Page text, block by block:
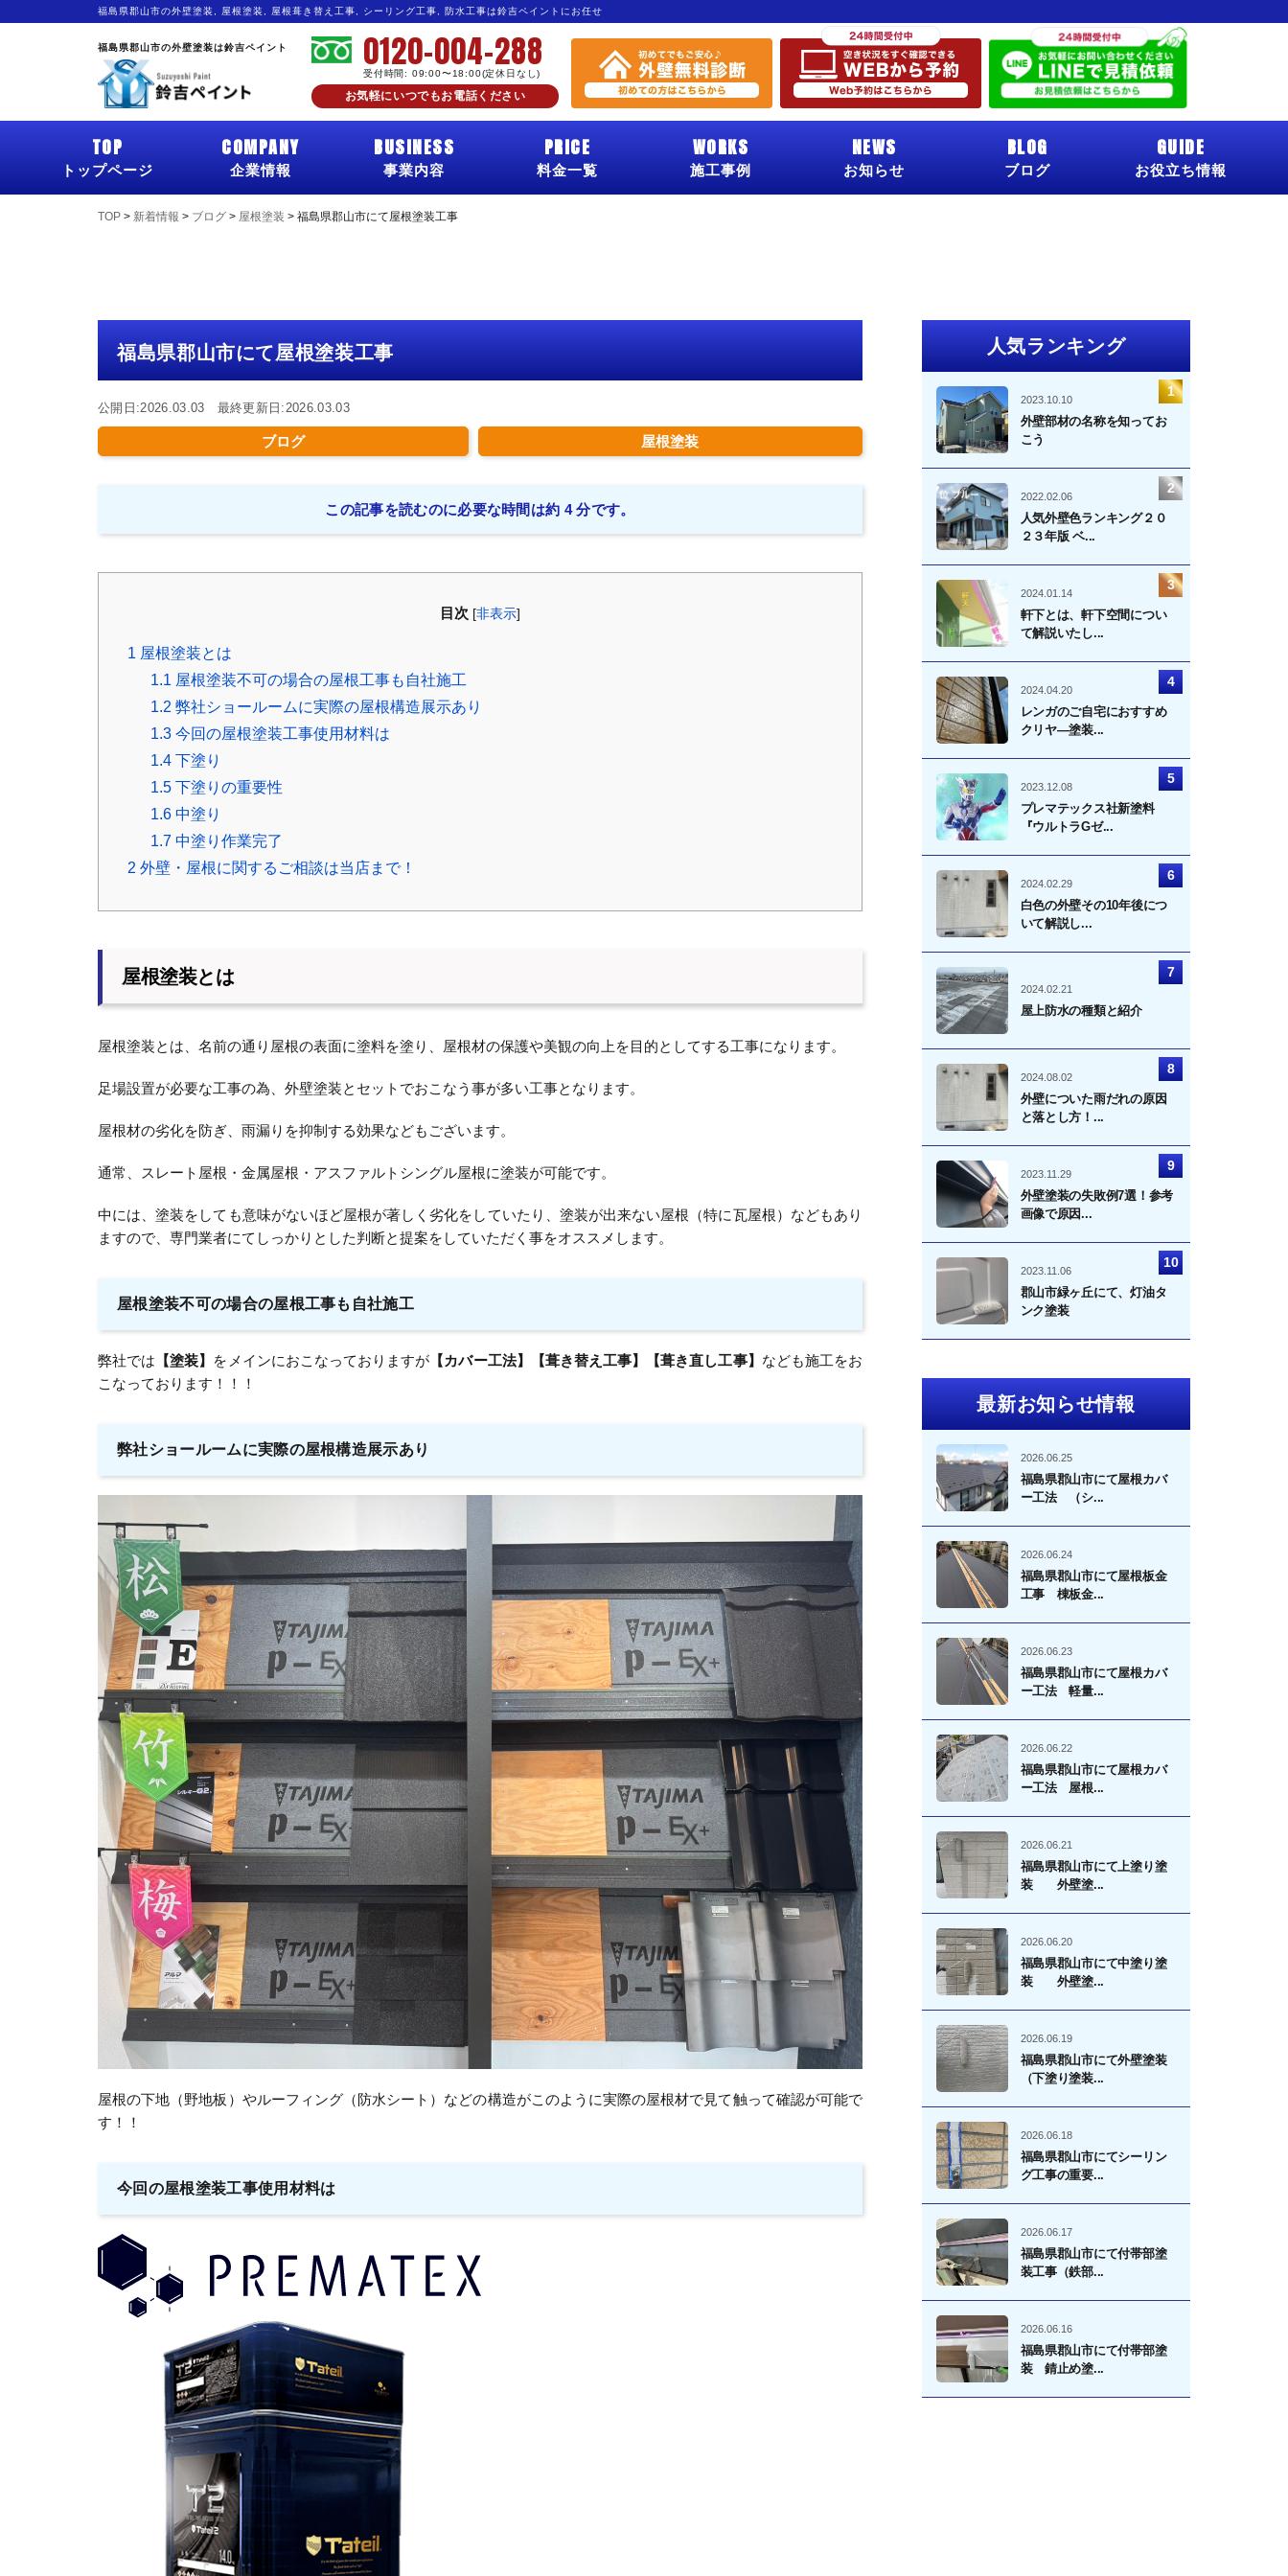
福島県郡山市の外壁塗装, 屋根塗装, 屋根葺き替え工事, シーリング工事, 防水工事は鈴吉ペイントにお任せ
福島県郡山市の外壁塗装は鈴吉ペイント 0120-004-288
受付時間: 09:00〜18:00(定休日なし)
お気軽にいつでもお電話ください
TOP
トップページ
COMPANY
企業情報
BUSINESS
事業内容
PRICE
料金一覧
WORKS
施工事例
NEWS
お知らせ
BLOG
ブログ
GUIDE
お役立ち情報
TOP > 新着情報 > ブログ > 屋根塗装 > 福島県郡山市にて屋根塗装工事
福島県郡山市にて屋根塗装工事
公開日:2026.03.03 最終更新日:2026.03.03
ブログ 屋根塗装
この記事を読むのに必要な時間は約 4 分です。
目次 [非表示]
1 屋根塗装とは
1.1 屋根塗装不可の場合の屋根工事も自社施工
1.2 弊社ショールームに実際の屋根構造展示あり
1.3 今回の屋根塗装工事使用材料は
1.4 下塗り
1.5 下塗りの重要性
1.6 中塗り
1.7 中塗り作業完了
2 外壁・屋根に関するご相談は当店まで！
屋根塗装とは
屋根塗装とは、名前の通り屋根の表面に塗料を塗り、屋根材の保護や美観の向上を目的としてする工事になります。
足場設置が必要な工事の為、外壁塗装とセットでおこなう事が多い工事となります。
屋根材の劣化を防ぎ、雨漏りを抑制する効果などもございます。
通常、スレート屋根・金属屋根・アスファルトシングル屋根に塗装が可能です。
中には、塗装をしても意味がないほど屋根が著しく劣化をしていたり、塗装が出来ない屋根（特に瓦屋根）などもあり
ますので、専門業者にてしっかりとした判断と提案をしていただく事をオススメします。
屋根塗装不可の場合の屋根工事も自社施工
弊社では 【塗装】 をメインにおこなっておりますが 【カバー工法】【葺き替え工事】【葺き直し工事】 なども施工をお
こなっております！！！
弊社ショールームに実際の屋根構造展示あり
屋根の下地（野地板）やルーフィング（防水シート）などの構造がこのように実際の屋根材で見て触って確認が可能で
す！！
今回の屋根塗装工事使用材料は
人気ランキング
2023.10.10
外壁部材の名称を知ってお
こう
2022.02.06
人気外壁色ランキング２０
２３年版 ベ...
2024.01.14
軒下とは、軒下空間につい
て解説いたし...
2024.04.20
レンガのご自宅におすすめ
クリヤ―塗装...
2023.12.08
プレマテックス社新塗料
『ウルトラGゼ...
2024.02.29
白色の外壁その10年後につ
いて解説し...
2024.02.21
屋上防水の種類と紹介
2024.08.02
外壁についた雨だれの原因
と落とし方！...
2023.11.29
外壁塗装の失敗例7選！参考
画像で原因...
2023.11.06
郡山市緑ヶ丘にて、灯油タ
ンク塗装
最新お知らせ情報
2026.06.25
福島県郡山市にて屋根カバ
ー工法 （シ...
2026.06.24
福島県郡山市にて屋根板金
工事 棟板金...
2026.06.23
福島県郡山市にて屋根カバ
ー工法 軽量...
2026.06.22
福島県郡山市にて屋根カバ
ー工法 屋根...
2026.06.21
福島県郡山市にて上塗り塗
装 外壁塗...
2026.06.20
福島県郡山市にて中塗り塗
装 外壁塗...
2026.06.19
福島県郡山市にて外壁塗装
（下塗り塗装...
2026.06.18
福島県郡山市にてシーリン
グ工事の重要...
2026.06.17
福島県郡山市にて付帯部塗
装工事（鉄部...
2026.06.16
福島県郡山市にて付帯部塗
装 錆止め塗...